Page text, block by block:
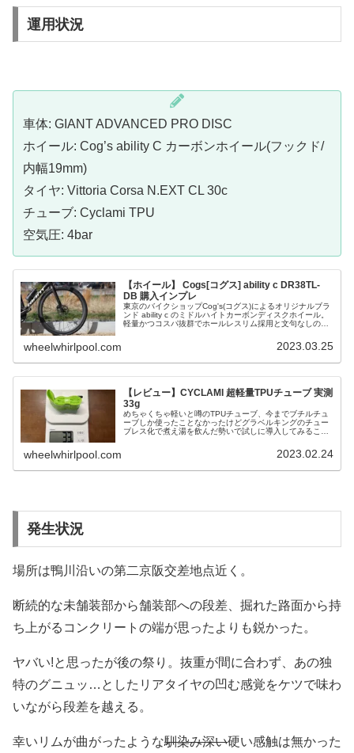
運用状況
車体: GIANT ADVANCED PRO DISC
ホイール: Cog’s ability C カーボンホイール(フックド/
内幅19mm)
タイヤ: Vittoria Corsa N.EXT CL 30c
チューブ: Cyclami TPU
空気圧: 4bar
【ホイール】 Cogs[コグス] ability c DR38TL-
DB 購入インプレ
東京のバイクショップCog's(コグス)によるオリジナルブラ
ンド ability c のミドルハイトカーボンディスクホイール。
軽量かつコスパ抜群でホールレスリム採用と文句なしの構
wheelwhirlpool.com 2023.03.25
【レビュー】CYCLAMI 超軽量TPUチューブ 実測
33g
めちゃくちゃ軽いと噂のTPUチューブ、今までブチルチュ
ーブしか使ったことなかったけどグラベルキングのチュー
ブレス化で煮え湯を飲んだ勢いで試しに導入してみること
wheelwhirlpool.com 2023.02.24
発生状況
場所は鴨川沿いの第二京阪交差地点近く。
断続的な未舗装部から舗装部への段差、掘れた路面から持
ち上がるコンクリートの端が思ったよりも鋭かった。
ヤバい!と思ったが後の祭り。抜重が間に合わず、あの独
特のグニュッ…としたリアタイヤの凹む感覚をケツで味わ
いながら段差を越える。
幸いリムが曲がったような馴染み深い硬い感触は無かった